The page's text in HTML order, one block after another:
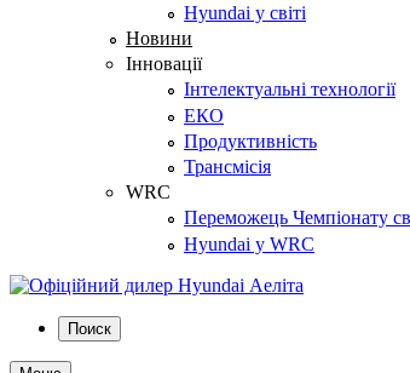
Hyundai у світі
Новини
Інновації
Інтелектуальні технології
ЕКО
Продуктивність
Трансмісія
WRC
Переможець Чемпіонату
Hyundai у WRC
Поиск